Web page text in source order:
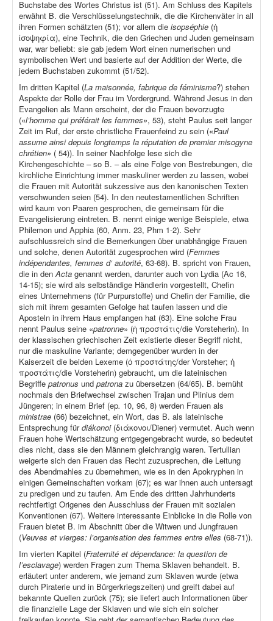
Buchstabe des Wortes Christus ist (51). Am Schluss des Kapitels
erwähnt B. die Verschlüsselungstechnik, die die Kirchenväter in all
ihren Formen schätzten (51); vor allem die isopséphie (ἡ
ἰσοψηφία), eine Technik, die den Griechen und Juden gemeinsam
war, war beliebt: sie gab jedem Wort einen numerischen und
symbolischen Wert und basierte auf der Addition der Werte, die
jedem Buchstaben zukommt (51/52).
Im dritten Kapitel (La maisonnée, fabrique de féminisme?) stehen
Aspekte der Rolle der Frau im Vordergrund. Während Jesus in den
Evangelien als Mann erscheint, der die Frauen bevorzugte
(«l’homme qui préférait les femmes», 53), steht Paulus seit langer
Zeit im Ruf, der erste christliche Frauenfeind zu sein («Paul
assume ainsi depuis longtemps la réputation de premier misogyne
chrétien» ( 54)). In seiner Nachfolge lese sich die
Kirchengeschichte – so B. – als eine Folge von Bestrebungen, die
kirchliche Einrichtung immer maskuliner werden zu lassen, wobei
die Frauen mit Autorität sukzessive aus den kanonischen Texten
verschwunden seien (54). In den neutestamentlichen Schriften
wird kaum von Paaren gesprochen, die gemeinsam für die
Evangelisierung eintreten. B. nennt einige wenige Beispiele, etwa
Philemon und Apphia (60, Anm. 23, Phm 1-2). Sehr
aufschlussreich sind die Bemerkungen über unabhängige Frauen
und solche, denen Autorität zugesprochen wird (Femmes
indépendantes, femmes d‘ autorité, 63-68). B. spricht von Frauen,
die in denActa genannt werden, darunter auch von Lydia (Ac 16,
14-15); sie wird als selbständige Händlerin vorgestellt, Chefin
eines Unternehmens (für Purpurstoffe) und Chefin der Familie, die
sich mit ihrem gesamten Gefolge hat taufen lassen und die
Aposteln in ihrem Haus empfangen hat (63). Eine solche Frau
nennt Paulus seine «patronne» (ἡ προστάτις/die Vorsteherin). In
der klassischen griechischen Zeit existierte dieser Begriff nicht,
nur die maskuline Variante; demgegenüber wurden in der
Kaiserzeit die beiden Lexeme (ὁ προστάτης/der Vorsteher; ἡ
προστάτις/die Vorsteherin) gebraucht, um die lateinischen
Begriffe patronus und patrona zu übersetzen (64/65). B. bemüht
nochmals den Briefwechsel zwischen Trajan und Plinius dem
Jüngeren; in einem Brief (ep. 10, 96, 8) werden Frauen als
ministrae (66) bezeichnet, ein Wort, das B. als lateinische
Entsprechung fürdiákonoi (διάκονοι/Diener) vermutet. Auch wenn
Frauen hohe Wertschätzung entgegengebracht wurde, so bedeutet
dies nicht, dass sie den Männern gleichrangig waren. Tertullian
weigerte sich den Frauen das Recht zuzusprechen, die Leitung
des Abendmahles zu übernehmen, wie es in den Apokryphen in
einigen Gemeinschaften vorkam (67); es war ihnen auch untersagt
zu predigen und zu taufen. Am Ende des dritten Jahrhunderts
rechtfertigt Origenes den Ausschluss der Frauen mit sozialen
Konventionen (67). Weitere interessante Einblicke in die Rolle von
Frauen bietet B. im Abschnitt über die Witwen und Jungfrauen
(Veuves et vierges: l’organisation des femmes entre elles (68-71)).
Im vierten Kapitel (Fraternité et dépendance: la question de
l’esclavage) werden Fragen zum Thema Sklaven behandelt. B.
erläutert unter anderem, wie jemand zum Sklaven wurde (etwa
durch Piraterie und in Bürgerkriegszeiten) und greift dabei auf
bekannte Quellen zurück (75); sie liefert auch Informationen über
die finanzielle Lage der Sklaven und wie sich ein solcher